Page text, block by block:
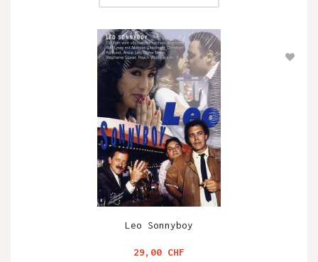
Leo Sonnyboy
Preis
29,00 CHF